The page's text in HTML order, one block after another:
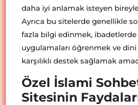
daha iyi anlamak isteyen
Ayrıca bu sitelerde genellikle
fazla bilgi edinmek,
uygulamaları öğrenmek ve
karşılıklı destek sağlamak
Özel İslami
Sitesinin